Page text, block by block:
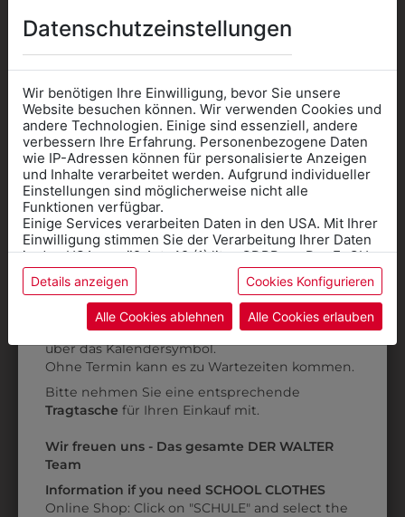
AUCH GEFALLEN
9DGW0749580
STRESEMANN
€ 89,90
317152740014
GLENCHECK
€ 85,90
ZULETZT ANGESEHEN
Datenschutzeinstellungen
Wir benötigen Ihre Einwilligung, bevor Sie unsere
Website besuchen können. Wir verwenden Cookies und
andere Technologien. Einige sind essenziell, andere
verbessern Ihre Erfahrung. Personenbezogene Daten
wie IP-Adressen können für personalisierte Anzeigen
und Inhalte verarbeitet werden. Aufgrund individueller
Einstellungen sind möglicherweise nicht alle
Funktionen verfügbar.
Einige Services verarbeiten Daten in den USA. Mit Ihrer
Einwilligung stimmen Sie der Verarbeitung Ihrer Daten
in den USA gemäß Art. 49 (1) lit. a GDPR zu. Der EuGH
stuft die USA als Land mit unzureichendem Datenschutz
ein, und es besteht das Risiko, dass US-Behörden
Daten ohne Klagemöglichkeit für Europäer überwachen.
Datenschutzerklärungbzw. im
Details anzeigen Cookies Konfigurieren
Alle Cookies ablehnen Alle Cookies erlauben
Informationen wenn Sie
Kleidung
für die SCHULE
benötigen
Online Shop: Klick auf SCHULE in der
Kategorie und die richtige Schule auswählen.
AnprobeVorort im Geschäft: Termin buchen
über das Kalendersymbol.
Ohne Termin kann es zu Wartezeiten kommen.
Bitte nehmen Sie eine entsprechende
Tragtasche für Ihren Einkauf mit.
Wir freuen uns - Das gesamte DER WALTER
Team
Information if you need SCHOOL CLOTHES
Online Shop: Click on "SCHULE" and select the